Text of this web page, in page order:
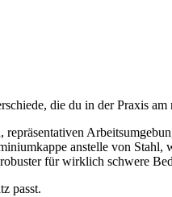
die du in der Praxis am
repräsentativen
anstelle von Stahl,
für wirklich schwere
passt.